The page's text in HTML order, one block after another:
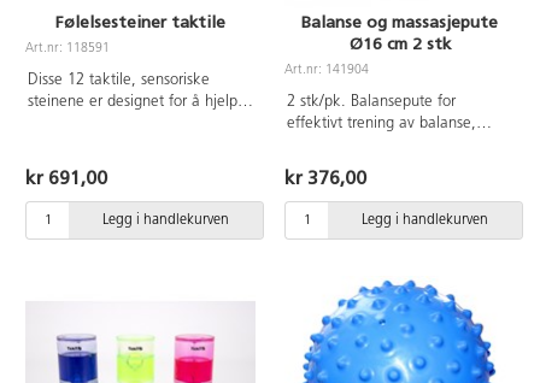
Følelsesteiner taktile
Art.nr: 118591
Disse 12 taktile, sensoriske
steinene er designet for å hjelpe
på en av steinene, gjør de det
lettere å fokusere på oppgaven
de har foran seg.
kr 691,00
Legg i handlekurven
Balanse og massasjepute
Ø16 cm 2 stk
Art.nr: 141904
2 stk/pk. Balansepute for
effektivt trening av balanse,
motorikk. Kan også brukes til
massasje. Lufttrykket varieres
med en nåleventil for å øke
balanseutfordringen. Mål:
kr 376,00
Legg i handlekurven